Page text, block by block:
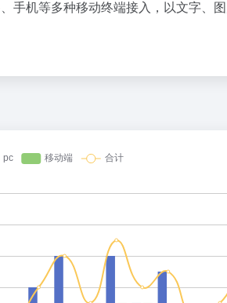
机等多种移动终端接入，以文字、